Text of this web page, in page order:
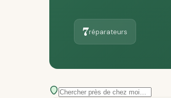
7réparateurs